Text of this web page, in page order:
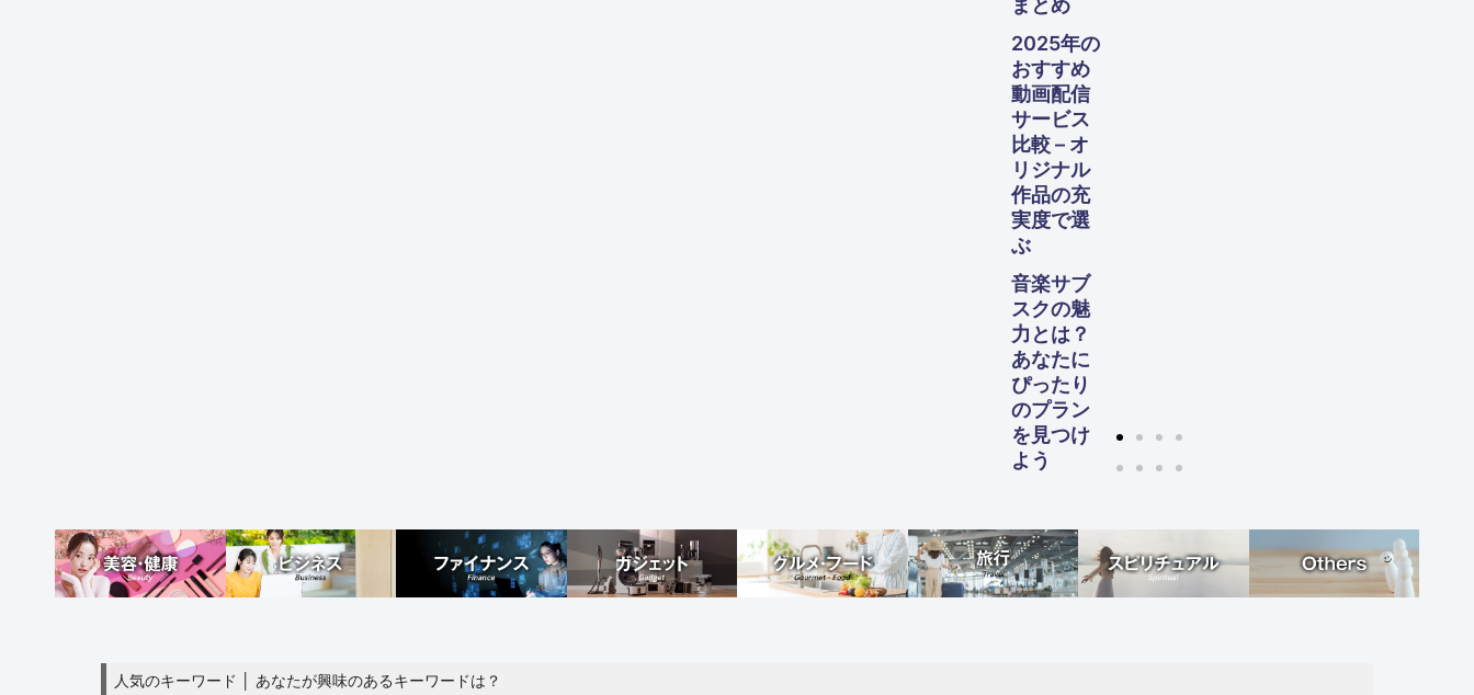
まとめ
2025年の
おすすめ
動画配信
サービス
比較 – オ
リジナル
作品の充
実度で選
ぶ
音楽サブ
スクの魅
力とは？
あなたに
ぴったり
のプラン
を見つけ
よう
人気のキーワード │ あなたが興味のあるキーワードは？